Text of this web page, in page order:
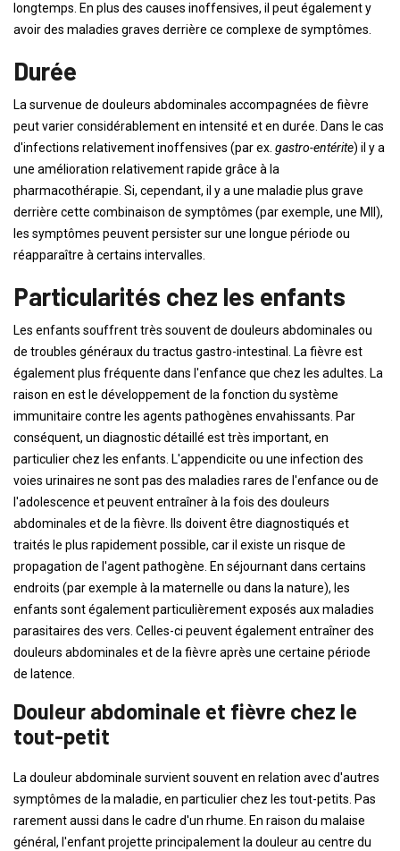
longtemps. En plus des causes inoffensives, il peut également y
avoir des maladies graves derrière ce complexe de symptômes.
Durée
La survenue de douleurs abdominales accompagnées de fièvre
peut varier considérablement en intensité et en durée. Dans le cas
d'infections relativement inoffensives (par ex. gastro-entérite) il y a
une amélioration relativement rapide grâce à la
pharmacothérapie. Si, cependant, il y a une maladie plus grave
derrière cette combinaison de symptômes (par exemple, une MII),
les symptômes peuvent persister sur une longue période ou
réapparaître à certains intervalles.
Particularités chez les enfants
Les enfants souffrent très souvent de douleurs abdominales ou
de troubles généraux du tractus gastro-intestinal. La fièvre est
également plus fréquente dans l'enfance que chez les adultes. La
raison en est le développement de la fonction du système
immunitaire contre les agents pathogènes envahissants. Par
conséquent, un diagnostic détaillé est très important, en
particulier chez les enfants. L'appendicite ou une infection des
voies urinaires ne sont pas des maladies rares de l'enfance ou de
l'adolescence et peuvent entraîner à la fois des douleurs
abdominales et de la fièvre. Ils doivent être diagnostiqués et
traités le plus rapidement possible, car il existe un risque de
propagation de l'agent pathogène. En séjournant dans certains
endroits (par exemple à la maternelle ou dans la nature), les
enfants sont également particulièrement exposés aux maladies
parasitaires des vers. Celles-ci peuvent également entraîner des
douleurs abdominales et de la fièvre après une certaine période
de latence.
Douleur abdominale et fièvre chez le
tout-petit
La douleur abdominale survient souvent en relation avec d'autres
symptômes de la maladie, en particulier chez les tout-petits. Pas
rarement aussi dans le cadre d'un rhume. En raison du malaise
général, l'enfant projette principalement la douleur au centre du